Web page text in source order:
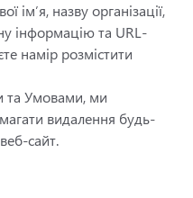
ім’я, назву організації,
інформацію та URL-
намір розмістити
та Умовами, ми
видалення будь-
сайт.